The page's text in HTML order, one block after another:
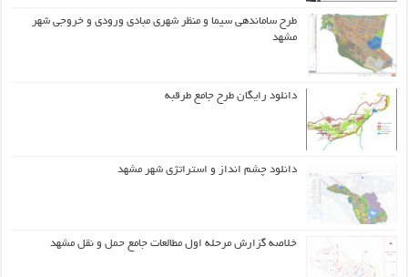
طرح ساماندهی سیما و منظر شهری مبادی ورودی و خروجی شهر
مشهد
دانلود رایگان طرح جامع طرقبه
دانلود چشم انداز و استراتژی شهر مشهد
خلاصه گزارش مرحله اول مطالعات جامع حمل و نقل مشهد